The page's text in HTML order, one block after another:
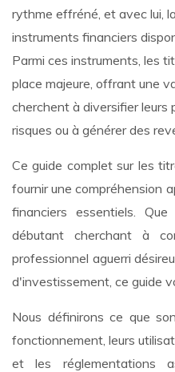
rythme effréné, et avec lui,
instruments financiers
Parmi ces instruments, les
place majeure, offrant une
cherchent à diversifier leurs
risques ou à générer des
Ce guide complet sur les
fournir une compréhension
financiers essentiels.
débutant cherchant à
professionnel aguerri
d'investissement, ce guide
Nous définirons ce que
fonctionnement, leurs
et les réglementations